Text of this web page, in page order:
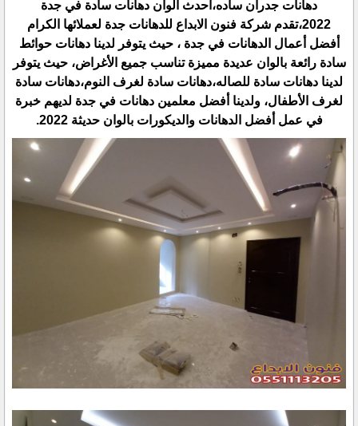
دهانات جدران ساده،احدث الوان دهانات سادة في جدة
2022،تقدم شركة فنون الابداع للدهانات جدة لعملائها الكرام
أفضل أعمال الدهانات في جدة ، حيث يتوفر لدينا دهانات حوائط
سادة رائعة بالوان عديدة مميزة تناسب جميع الأغراض، حيث يتوفر
لدينا دهانات سادة للصاله،دهانات سادة لغرف النوم،دهانات سادة
لغرف الأطفال، ولدينا أفضل معلمين دهانات في جدة لديهم خبرة
في عمل أفضل الدهانات والديكورات بالوان حديثة 2022.